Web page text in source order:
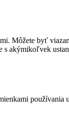
Môžete byť
akýmikoľvek